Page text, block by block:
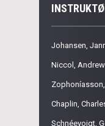
Johansen,
Niccol, Andrew
Chaplin,
Schnéevoigt,